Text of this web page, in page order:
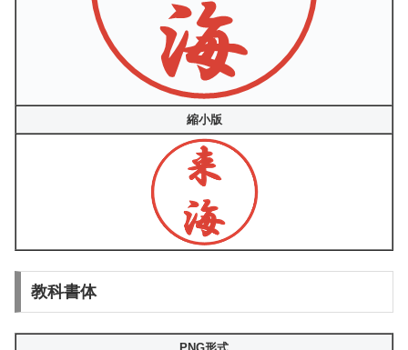
縮小版
教科書体